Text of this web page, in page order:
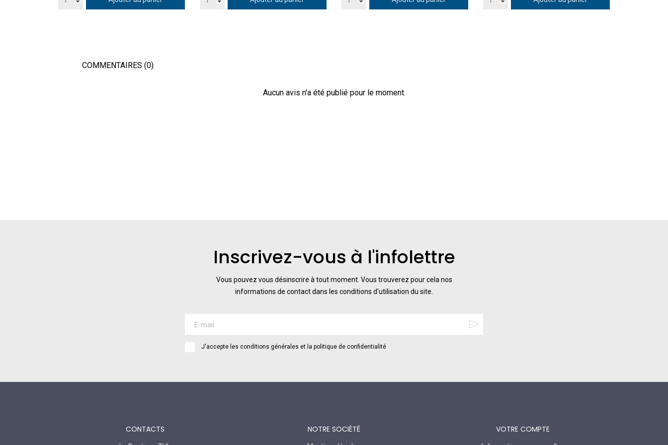
COMMENTAIRES (0)
Aucun avis n'a été publié pour le moment.
Inscrivez-vous à l'infolettre
Vous pouvez vous désinscrire à tout moment. Vous trouverez pour cela nos
informations de contact dans les conditions d'utilisation du site.
J'accepte les conditions générales et la politique de confidentialité
CONTACTS NOTRE SOCIÉTÉ VOTRE COMPTE